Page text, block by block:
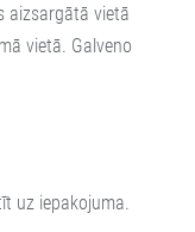
aizsargātā vietā
vietā. Galveno
uz iepakojuma.